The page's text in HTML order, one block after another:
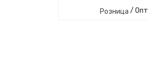
Розница / Опт